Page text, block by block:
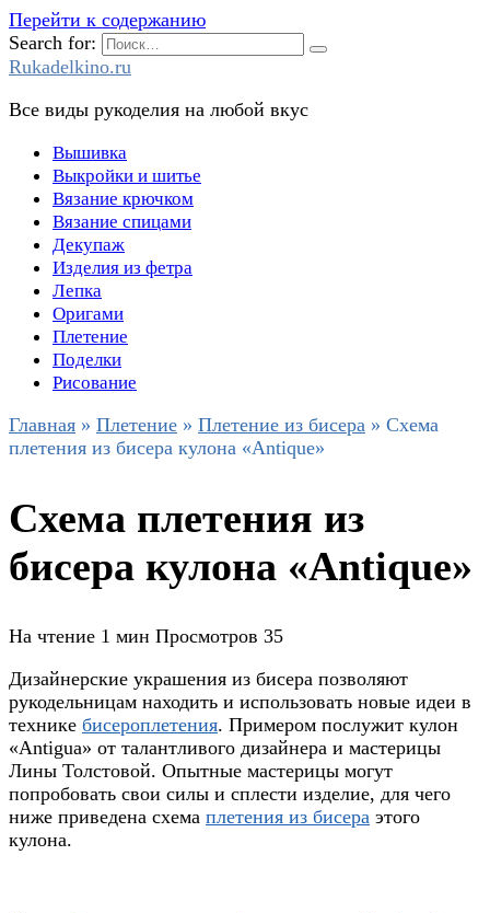
Перейти к содержанию
Search for:
Rukadelkino.ru
Все виды рукоделия на любой вкус
Вышивка
Выкройки и шитье
Вязание крючком
Вязание спицами
Декупаж
Изделия из фетра
Лепка
Оригами
Плетение
Поделки
Рисование
Главная » Плетение » Плетение из бисера » Схема
плетения из бисера кулона «Antique»
Схема плетения из
бисера кулона «Antique»
На чтение 1 мин Просмотров 35
Дизайнерские украшения из бисера позволяют
рукодельницам находить и использовать новые идеи в
технике бисероплетения. Примером послужит кулон
«Antigua» от талантливого дизайнера и мастерицы
Лины Толстовой. Опытные мастерицы могут
попробовать свои силы и сплести изделие, для чего
ниже приведена схема плетения из бисера этого
кулона.